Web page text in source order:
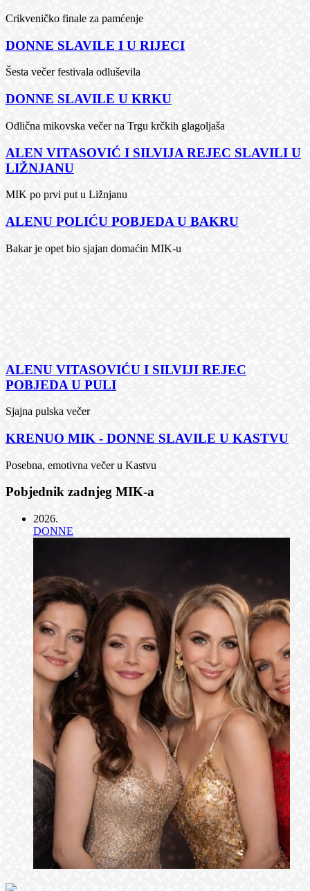
Crikveničko finale za pamćenje
DONNE SLAVILE I U RIJECI
Šesta večer festivala odluševila
DONNE SLAVILE U KRKU
Odlična mikovska večer na Trgu krčkih glagoljaša
ALEN VITASOVIĆ I SILVIJA REJEC SLAVILI U
LIŽNJANU
MIK po prvi put u Ližnjanu
ALENU POLIĆU POBJEDA U BAKRU
Bakar je opet bio sjajan domaćin MIK-u
ALENU VITASOVIĆU I SILVIJI REJEC
POBJEDA U PULI
Sjajna pulska večer
KRENUO MIK - DONNE SLAVILE U KASTVU
Posebna, emotivna večer u Kastvu
Pobjednik zadnjeg MIK-a
2026.
DONNE